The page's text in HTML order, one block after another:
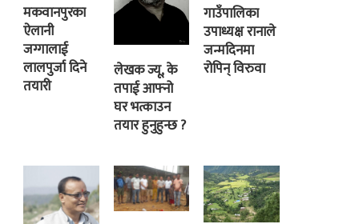
मकवानपुरका
ऐलानी
जग्गालाई
लालपुर्जा दिने
तयारी
लेखक ज्यू, के
तपाई आफ्नो
घर भत्काउन
तयार हुनुहुन्छ ?
गाउँपालिका
उपाध्यक्ष रानाले
जन्मदिनमा
रोपिन् विरुवा